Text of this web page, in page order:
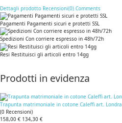
Dettagli prodotto Recensioni(0) Comments
Pagamenti Pagamenti sicuri e protetti SSL
Spedizioni Con corriere espresso in 48h/72h
Resi Restituisci gli articoli entro 14gg
Prodotti in evidenza
Trapunta matrimoniale in cotone Caleffi art. Londra
(0 Recensioni)
158,00 € 134,30 €